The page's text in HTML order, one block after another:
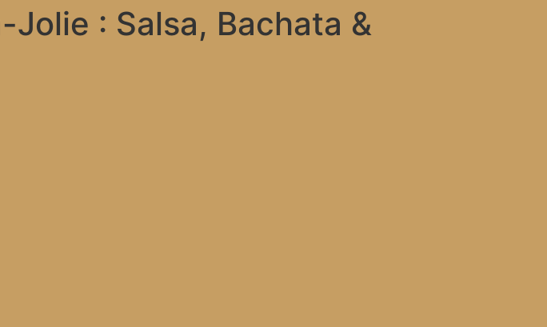
: Salsa, Bachata &